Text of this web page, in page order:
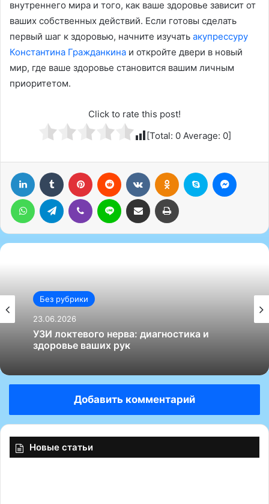
внутреннего мира и того, как ваше здоровье зависит от
ваших собственных действий. Если готовы сделать
первый шаг к здоровью, начните изучать акупрессуру
Константина Гражданкина и откройте двери в новый
мир, где ваше здоровье становится вашим личным
приоритетом.
Click to rate this post!
[Total: 0Average: 0]
Без рубрики
23.06.2026
УЗИ локтевого нерва: диагностика и
здоровье ваших рук
Без рубрики
23.06.2026
Как выбрать хорошего узиста по
гинекологии: советы и рекомендации
Добавить комментарий
Новые статьи